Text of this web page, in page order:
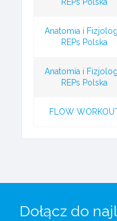
Anatomia i
REPs Polska
Anatomia i
REPs Polska
FLOW
Dołącz do